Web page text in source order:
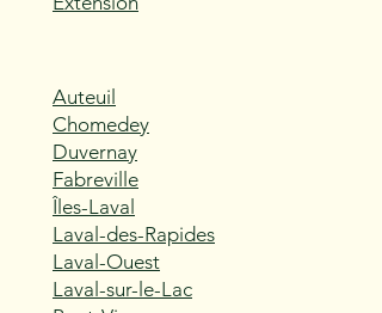
Auteuil
Chomedey
Duvernay
Fabreville
Îles-Laval
Laval-des-Rapides
Laval-Ouest
Laval-sur-le-Lac